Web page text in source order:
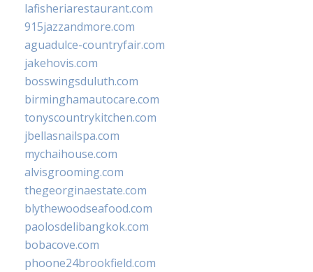
lafisheriarestaurant.com
915jazzandmore.com
aguadulce-countryfair.com
jakehovis.com
bosswingsduluth.com
birminghamautocare.com
tonyscountrykitchen.com
jbellasnailspa.com
mychaihouse.com
alvisgrooming.com
thegeorginaestate.com
blythewoodseafood.com
paolosdelibangkok.com
bobacove.com
phoone24brookfield.com